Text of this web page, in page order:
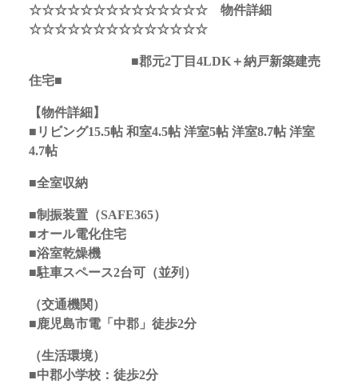
☆☆☆☆☆☆☆☆☆☆☆☆☆☆ 物件詳細
☆☆☆☆☆☆☆☆☆☆☆☆☆☆
■郡元2丁目4LDK＋納戸新築建売
住宅■
【物件詳細】
■リビング15.5帖 和室4.5帖 洋室5帖 洋室8.7帖 洋室
4.7帖
■全室収納
■制振装置（SAFE365）
■オール電化住宅
■浴室乾燥機
■駐車スペース2台可（並列）
（交通機関）
■鹿児島市電「中郡」徒歩2分
（生活環境）
■中郡小学校：徒歩2分